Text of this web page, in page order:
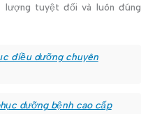
lượng tuyệt đối và luôn đúng
điều dưỡng chuyên
dưỡng bệnh cao cấp